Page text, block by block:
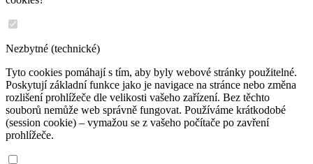
Nezbytné (technické)
Tyto cookies pomáhají s tím, aby byly webové stránky použitelné.
Poskytují základní funkce jako je navigace na stránce nebo změna
rozlišení prohlížeče dle velikosti vašeho zařízení. Bez těchto
souborů nemůže web správně fungovat. Používáme krátkodobé
(session cookie) – vymažou se z vašeho počítače po zavření
prohlížeče.